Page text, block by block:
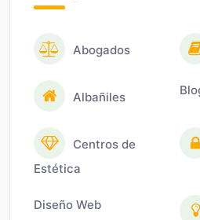
Abogados
Albañiles
Centros de
Estética
Diseño Web